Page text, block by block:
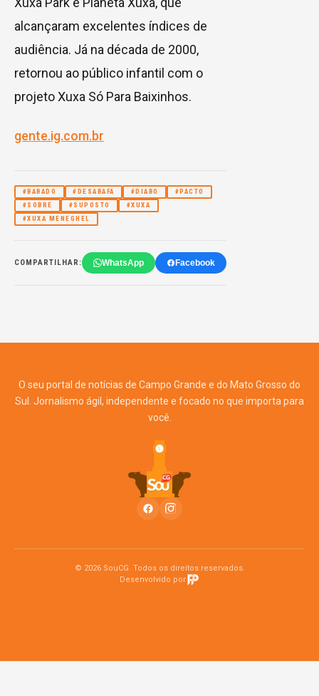
alcançaram excelentes índices de
audiência. Já na década de 2000,
retornou ao público infantil com o
projeto Xuxa Só Para Baixinhos.
gente.ig.com.br
#BABADO #DESABAFA #DIABO
#PACTO
#SOBRE
#SUPOSTO
#XUXA
#XUXA MENEGHEL
COMPARTILHAR: WhatsApp Facebook
O seu portal de notícias de Campo Grande e do Mato Grosso do
Sul. Jornalismo ágil, independente e focado no que importa para
você.
© 2026 SouCG. Todos os direitos reservados.
Desenvolvido por